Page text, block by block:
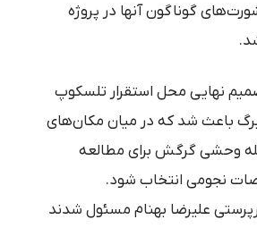
گوناگون آنها در پروژه
نهایی محل استقرار تلسکوپ
باعث شد که در میان مکان‌های
وحشی گرگش برای مطالعه
نجومی انتخاب شود.
علیرضا بهنام مسئول شدند